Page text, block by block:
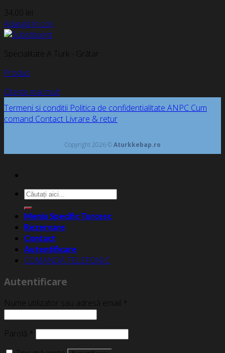
34,00 lei
Adaugă în coș
Specialitate A Turk - Grătar
Produs
Citește mai mult
Termeni si conditii Politica de confidentialitate ANPC Cum
comand Contact Livrare & retur
Copyright 2026 ©Aturkkebap.ro
Caută
după:
Meniu Specific Turcesc
Rezervare
Contact
Autentificare
COMANDĂ TELEFONIC
Autentificare
Nume utilizator sau adresă email *
Parolă *